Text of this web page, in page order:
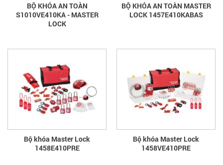
BỘ KHÓA AN TOÀN
S1010VE410KA - MASTER
LOCK
BỘ KHÓA AN TOÀN MASTER
LOCK 1457E410KABAS
Bộ khóa Master Lock
1458E410PRE
Bộ khóa Master Lock
1458VE410PRE